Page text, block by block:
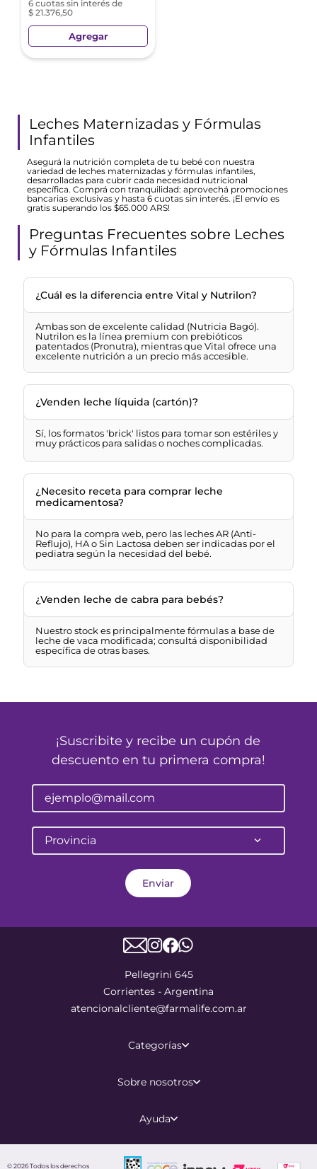
6 cuotas sin interés de
$ 21.376,50
Agregar
Leches Maternizadas y Fórmulas
Infantiles
Asegurá la nutrición completa de tu bebé con nuestra
variedad de leches maternizadas y fórmulas infantiles,
desarrolladas para cubrir cada necesidad nutricional
específica. Comprá con tranquilidad: aprovechá promociones
bancarias exclusivas y hasta 6 cuotas sin interés. ¡El envío es
gratis superando los $65.000 ARS!
Preguntas Frecuentes sobre Leches
y Fórmulas Infantiles
¿Cuál es la diferencia entre Vital y Nutrilon?
Ambas son de excelente calidad (Nutricia Bagó).
Nutrilon es la línea premium con prebióticos
patentados (Pronutra), mientras que Vital ofrece una
excelente nutrición a un precio más accesible.
¿Venden leche líquida (cartón)?
Sí, los formatos 'brick' listos para tomar son estériles y
muy prácticos para salidas o noches complicadas.
¿Necesito receta para comprar leche
medicamentosa?
No para la compra web, pero las leches AR (Anti-
Reflujo), HA o Sin Lactosa deben ser indicadas por el
pediatra según la necesidad del bebé.
¿Venden leche de cabra para bebés?
Nuestro stock es principalmente fórmulas a base de
leche de vaca modificada; consultá disponibilidad
específica de otras bases.
¡Suscribite y recibe un cupón de
descuento en tu primera compra!
Provincia
Enviar
Pellegrini 645
Corrientes - Argentina
atencionalcliente@farmalife.com.ar
Categorías
Sobre nosotros
Ayuda
©2026Todos los derechos